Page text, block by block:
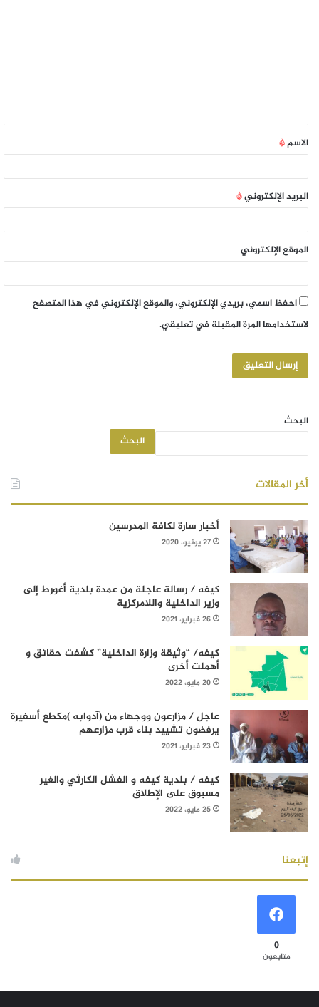
الاسم*
البريد الإلكتروني*
الموقع الإلكتروني
احفظ اسمي، بريدي الإلكتروني، والموقع الإلكتروني في هذا المتصفح
لاستخدامها المرة المقبلة في تعليقي.
البحث
البحث
أخر المقالات
أخبار سارة لكافة المدرسين
27 يونيو، 2020
كيفه / رسالة عاجلة من عمدة بلدية أغورط إلى
وزير الداخلية واللامركزية
26 فبراير، 2021
كيفه/ “وثيقة وزارة الداخلية” كشفت حقائق و
أهملت أخرى
20 مايو، 2022
عاجل / مزارعون ووجهاء من (آدوابه )مكطع أسفيرة
يرفضون تشييد بناء قرب مزارعهم
23 فبراير، 2021
كيفه / بلدية كيفه و الفشل الكارثي والغير
مسبوق على الإطلاق
25 مايو، 2022
إتبعنا
0
متابعون